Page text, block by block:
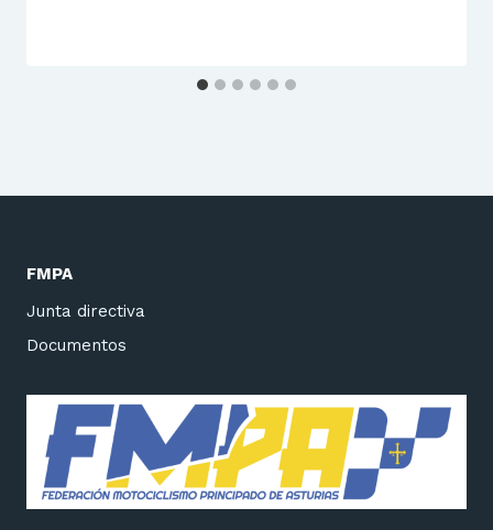
FMPA
Junta directiva
Documentos